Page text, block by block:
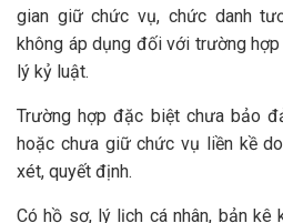
gian giữ chức vụ, chức danh
không áp dụng đối với trường
lý kỷ luật.
Trường hợp đặc biệt chưa bảo
hoặc chưa giữ chức vụ liền kề
xét, quyết định.
Có hồ sơ, lý lịch cá nhân, bản kê